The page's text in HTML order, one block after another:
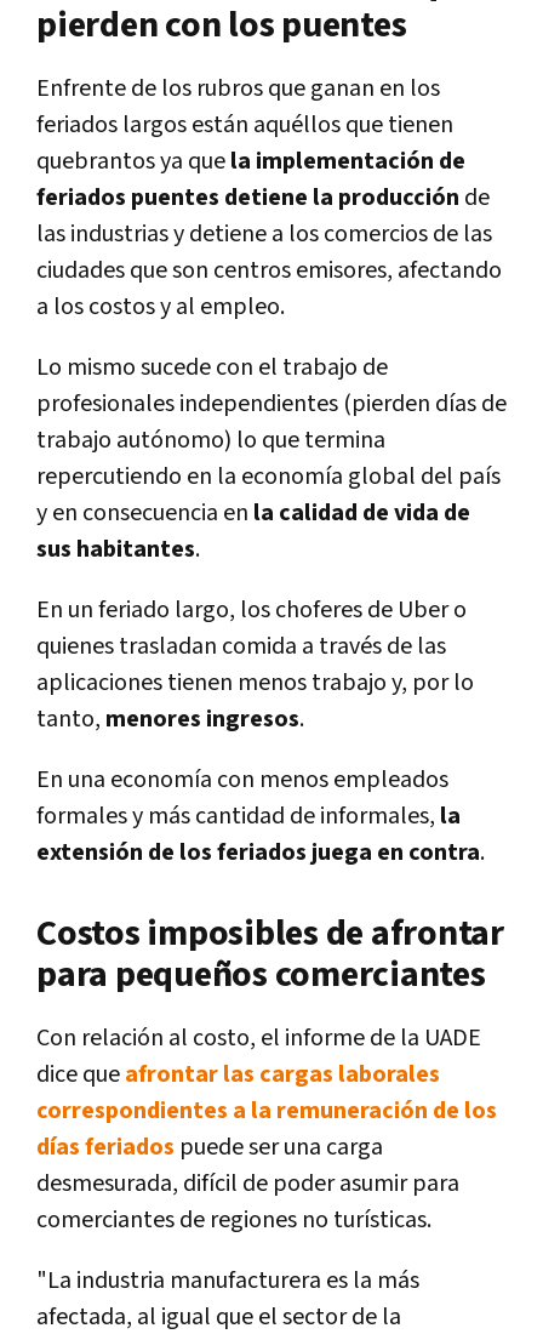
pierden con los puentes
Enfrente de los rubros que ganan en los
feriados largos están aquéllos que tienen
quebrantos ya quela implementación de
feriados puentes detiene la producción de
las industrias y detiene a los comercios de las
ciudades que son centros emisores, afectando
a los costos y al empleo.
Lo mismo sucede con el trabajo de
profesionales independientes (pierden días de
trabajo autónomo) lo que termina
repercutiendo en la economía global del país
y en consecuencia en la calidad de vida de
sus habitantes.
En un feriado largo, los choferes de Uber o
quienes trasladan comida a través de las
aplicaciones tienen menos trabajo y, por lo
tanto, menores ingresos.
En una economía con menos empleados
formales y más cantidad de informales, la
extensión de los feriados juega en contra.
Costos imposibles de afrontar
para pequeños comerciantes
Con relación al costo, el informe de la UADE
dice queafrontar las cargas laborales
correspondientes a la remuneración de los
días feriados puede ser una carga
desmesurada, difícil de poder asumir para
comerciantes de regiones no turísticas.
"La industria manufacturera es la más
afectada, al igual que el sector de la